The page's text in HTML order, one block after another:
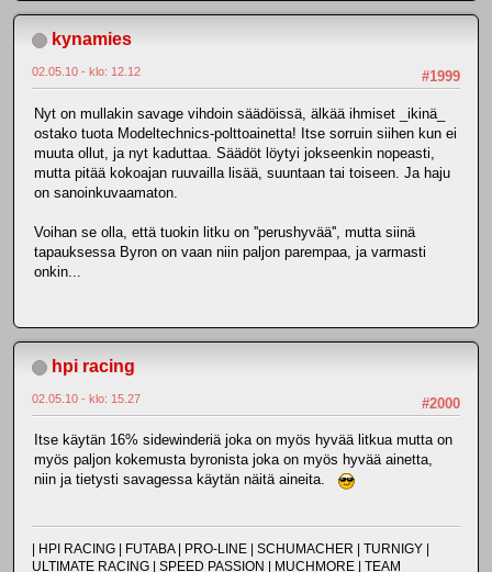
kynamies
#1999
02.05.10 - klo: 12.12
Nyt on mullakin savage vihdoin säädöissä, älkää ihmiset _ikinä_
ostako tuota Modeltechnics-polttoainetta! Itse sorruin siihen kun ei
muuta ollut, ja nyt kaduttaa. Säädöt löytyi jokseenkin nopeasti,
mutta pitää kokoajan ruuvailla lisää, suuntaan tai toiseen. Ja haju
on sanoinkuvaamaton.
Voihan se olla, että tuokin litku on ''perushyvää'', mutta siinä
tapauksessa Byron on vaan niin paljon parempaa, ja varmasti
onkin...
hpi racing
#2000
02.05.10 - klo: 15.27
Itse käytän 16% sidewinderiä joka on myös hyvää litkua mutta on
myös paljon kokemusta byronista joka on myös hyvää ainetta,
niin ja tietysti savagessa käytän näitä aineita.
| HPI RACING | FUTABA | PRO-LINE | SCHUMACHER | TURNIGY |
ULTIMATE RACING | SPEED PASSION | MUCHMORE | TEAM